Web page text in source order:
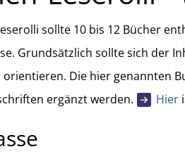
sollte 10 bis 12 Bücher
Grundsätzlich sollte sich der
Die hier genannten
ergänzt werden.
Hier